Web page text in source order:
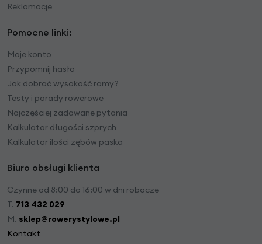
Reklamacje
Pomocne linki:
Moje konto
Przypomnij hasło
Jak dobrać wysokość ramy?
Testy i porady rowerowe
Najczęściej zadawane pytania
Kalkulator długości szprych
Kalkulator ilości zębów paska
Biuro obsługi klienta
Czynne od 8:00 do 16:00 w dni robocze
T. 713 432 029
M. sklep@rowerystylowe.pl
Kontakt